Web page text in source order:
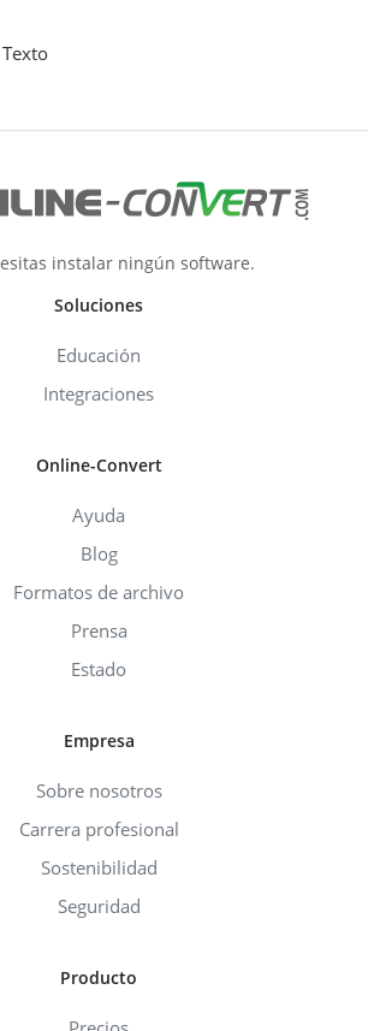
instalar ningún software.
Soluciones
Educación
Integraciones
Online-Convert
Ayuda
Blog
Formatos de archivo
Prensa
Estado
Empresa
Sobre nosotros
Carrera profesional
Sostenibilidad
Seguridad
Producto